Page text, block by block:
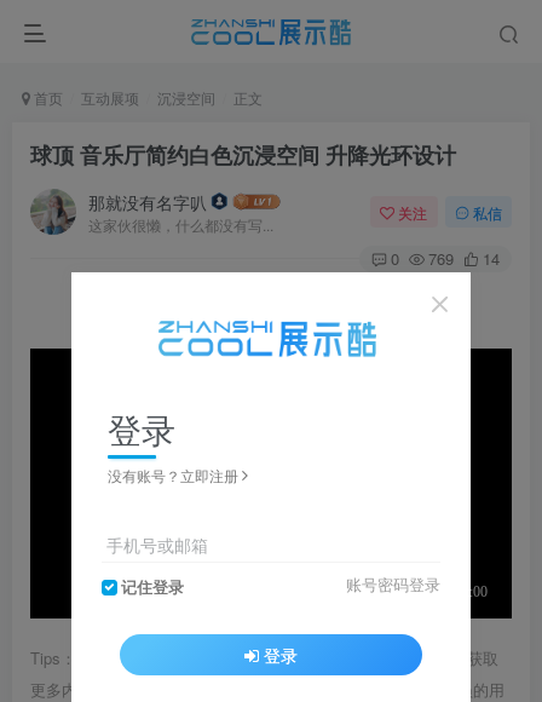
首页 互动展项 沉浸空间 正文
球顶 音乐厅简约白色沉浸空间 升降光环设计
那就没有名字叭
这家伙很懒，什么都没有写...
关注 私信
0 769 14
Tips：1.内容图片或视频可能会有压缩，若文章提供下载服务，获取
更多内容（无展示酷水印）可在下方下载； 2.没有百度网盘会员的用
登录
没有账号？立即注册
手机号或邮箱
记住登录 账号密码登录
登录